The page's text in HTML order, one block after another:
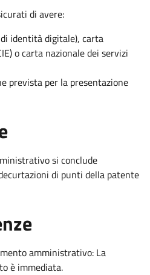
di avere:
identità digitale), carta
o carta nazionale dei servizi
prevista per la presentazione
si conclude
di punti della patente
amministrativo: La
è immediata.